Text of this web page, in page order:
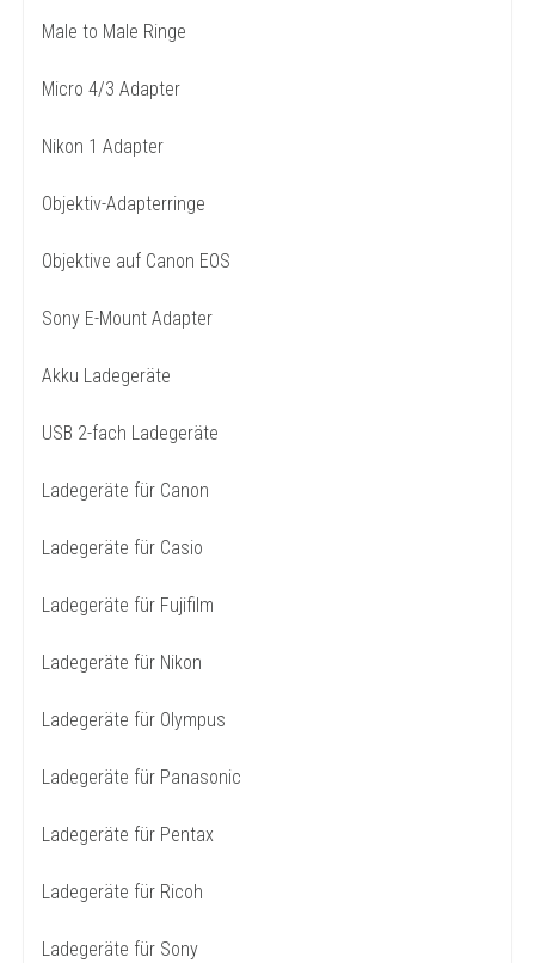
Male to Male Ringe
Micro 4/3 Adapter
Nikon 1 Adapter
Objektiv-Adapterringe
Objektive auf Canon EOS
Sony E-Mount Adapter
Akku Ladegeräte
USB 2-fach Ladegeräte
Ladegeräte für Canon
Ladegeräte für Casio
Ladegeräte für Fujifilm
Ladegeräte für Nikon
Ladegeräte für Olympus
Ladegeräte für Panasonic
Ladegeräte für Pentax
Ladegeräte für Ricoh
Ladegeräte für Sony